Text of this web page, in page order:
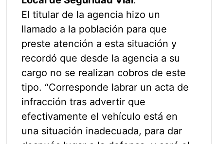
El titular de la agencia hizo un
llamado a la población para que
preste atención a esta situación y
recordó que desde la agencia a su
cargo no se realizan cobros de este
tipo. “Corresponde labrar un acta de
infracción tras advertir que
efectivamente el vehículo está en
una situación inadecuada, para dar